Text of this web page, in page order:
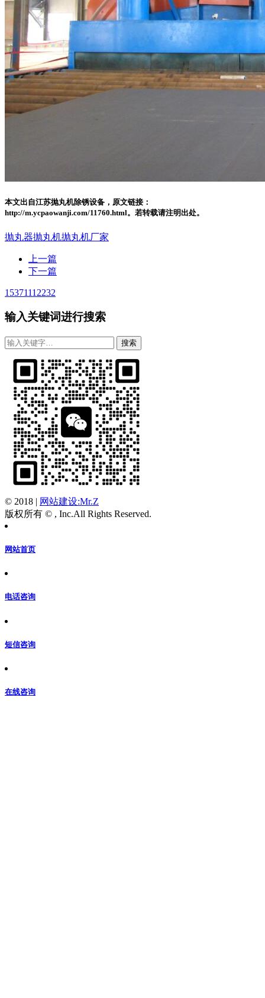
本文出自江苏抛丸机除锈设备，原文链接：
http://m.ycpaowanji.com/11760.html。若转载请注明出处。
抛丸器抛丸机抛丸机厂家
上一篇
下一篇
15371112232
输入关键词进行搜索
© 2018 | 网站建设:Mr.Z
版权所有 © , Inc.All Rights Reserved.
网站首页
电话咨询
短信咨询
在线咨询